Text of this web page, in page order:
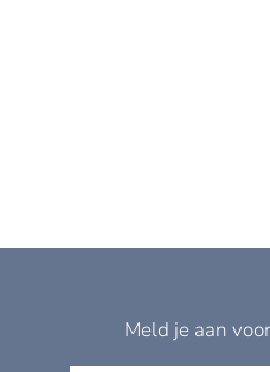
Meld je aan